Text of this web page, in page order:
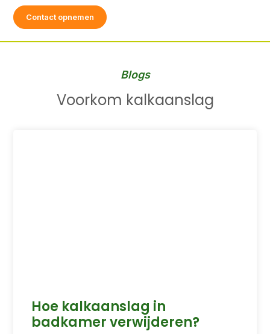
Contact opnemen
Blogs
Voorkom kalkaanslag
Hoe kalkaanslag in
badkamer verwijderen?